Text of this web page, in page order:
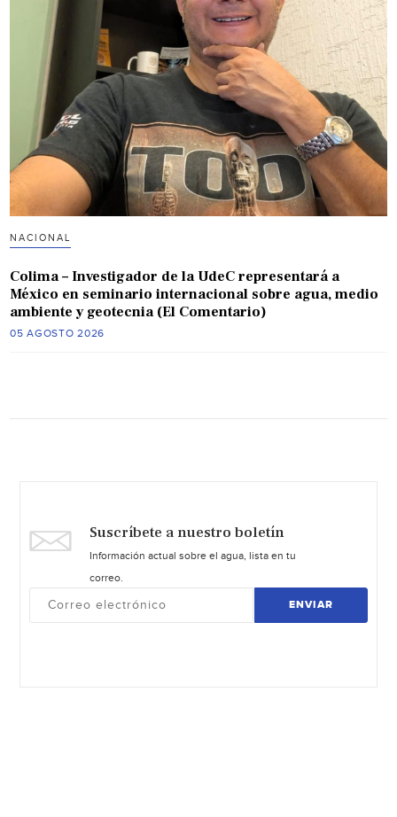
NACIONAL
Colima – Investigador de la UdeC representará a
México en seminario internacional sobre agua, medio
ambiente y geotecnia (El Comentario)
05 AGOSTO 2026
Suscríbete a nuestro boletín
Información actual sobre el agua, lista en tu
correo.
ENVIAR